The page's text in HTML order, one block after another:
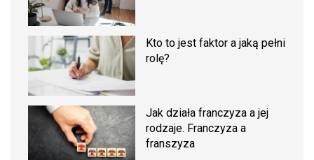
Kto to jest faktor a jaką pełni
rolę?
Jak działa franczyza a jej
rodzaje. Franczyza a
franszyza